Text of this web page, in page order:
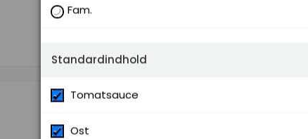
Fam.
Standardindhold
Tomatsauce
Ost